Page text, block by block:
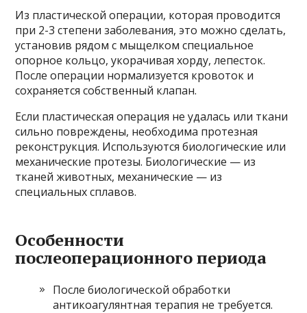
Из пластической операции, которая проводится
при 2-3 степени заболевания, это можно сделать,
установив рядом с мыщелком специальное
опорное кольцо, укорачивая хорду, лепесток.
После операции нормализуется кровоток и
сохраняется собственный клапан.
Если пластическая операция не удалась или ткани
сильно повреждены, необходима протезная
реконструкция. Используются биологические или
механические протезы. Биологические — из
тканей животных, механические — из
специальных сплавов.
Особенности
послеоперационного периода
После биологической обработки
антикоагулянтная терапия не требуется.